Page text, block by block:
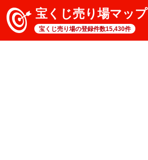
宝くじ売り場マップ
宝くじ売り場の登録件数15,430件